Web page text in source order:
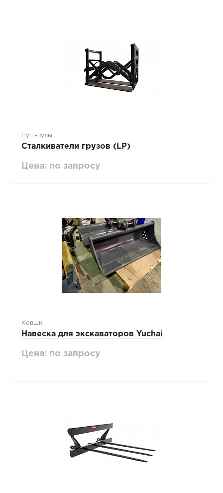
Пуш-пулы
Сталкиватели грузов (LP)
Цена: по запросу
Ковши
Навеска для экскаваторов Yuchai
Цена: по запросу